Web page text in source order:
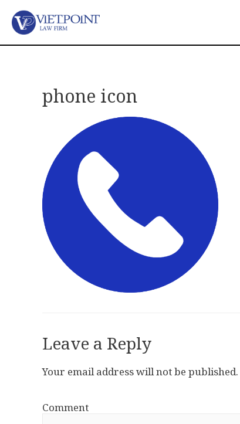
phone icon
Leave a Reply
Your email address will not be published.
Comment